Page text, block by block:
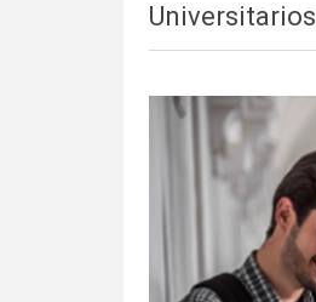
Universitarios